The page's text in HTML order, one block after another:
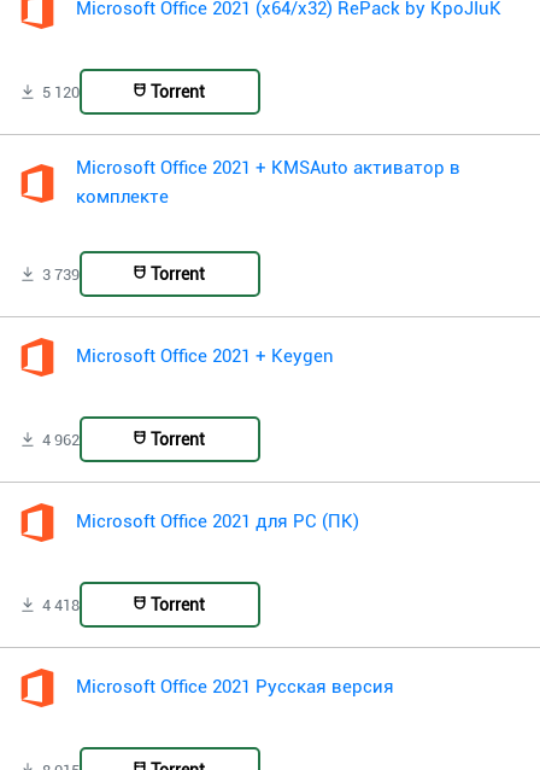
Microsoft Office 2021 (x64/x32) RePack by KpoJIuK
5 120 Torrent
Microsoft Office 2021 + KMSAuto активатор в
комплекте
3 739 Torrent
Microsoft Office 2021 + Keygen
4 962 Torrent
Microsoft Office 2021 для PC (ПК)
4 418 Torrent
Microsoft Office 2021 Русская версия